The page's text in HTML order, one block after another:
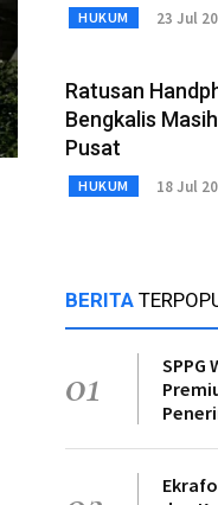
HUKUM 23 Jul
Ratusan
Bengkalis
Pusat
HUKUM 18 Jul
BERITA
01
SPPG